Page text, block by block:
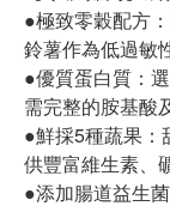
●極致零穀配方
鈴薯作為低過敏
●優質蛋白質：
需完整的胺基酸
●鮮採5種蔬果：
供豐富維生素、
●添加腸道益生